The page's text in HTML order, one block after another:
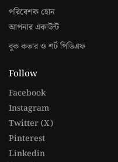
পরিবেশক হোন
আপনার একাউন্ট
বুক কভার ও শর্ট পিডিএফ
Follow
Facebook
Instagram
Twitter (X)
Pinterest
Linkedin